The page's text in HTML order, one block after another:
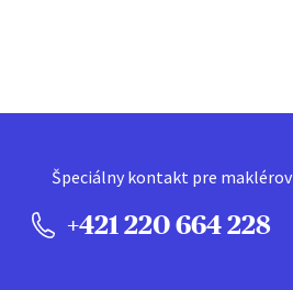
Špeciálny kontakt pre maklérov
+421 220 664 228